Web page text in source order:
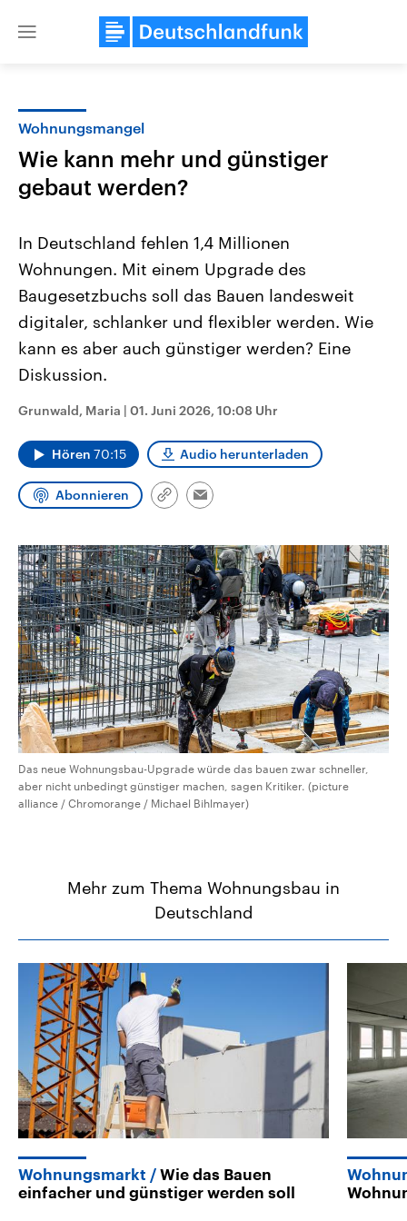
Close
Landtagswahl Sachsen-Anhalt
2026
Alle Informationen
Sachsen-Anhalt wählt am 6.
September 2026 einen neuen
Bundesland von einer Koalition aus
CDU, SPD und FDP regiert.-
Wahlprogramme, aktuelle Berichte
und Hintergründe zu den Parteien
Wahl.
USA
Aktuelle Beiträge,
Hintergründe
mit großem Einfluss auf
aktuelle Weltgeschehen.
Sendungen Programm Podcasts
Audio-Archiv
Wohnungsmangel
Wie kann mehr und günstiger
gebaut werden?
In Deutschland fehlen 1,4 Millionen
Wohnungen. Mit einem Upgrade des
Baugesetzbuchs soll das Bauen landesweit
digitaler, schlanker und flexibler werden. Wie
kann es aber auch günstiger werden? Eine
Diskussion.
Grunwald, Maria | 01. Juni 2026, 10:08 Uhr
Hören 70:15 Audio herunterladen
Abonnieren
Link
Email
Das neue Wohnungsbau-Upgrade würde das bauen zwar schneller,
aber nicht unbedingt günstiger machen, sagen Kritiker. (picture
alliance / Chromorange / Michael Bihlmayer)
Mehr zum Thema Wohnungsbau in
Deutschland
Wohnungsmarkt
Wie das Bauen
einfacher und günstiger werden soll